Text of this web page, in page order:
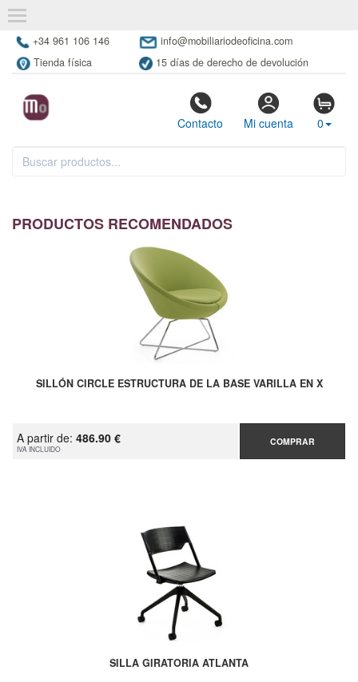
+34 961 106 146
info@mobiliariodeoficina.com
Tienda física
15 días de derecho de devolución
Contacto Mi cuenta 0
PRODUCTOS RECOMENDADOS
SILLÓN CIRCLE ESTRUCTURA DE LA BASE VARILLA EN X
A partir de: 486.90 €
IVA INCLUIDO
COMPRAR
SILLA GIRATORIA ATLANTA